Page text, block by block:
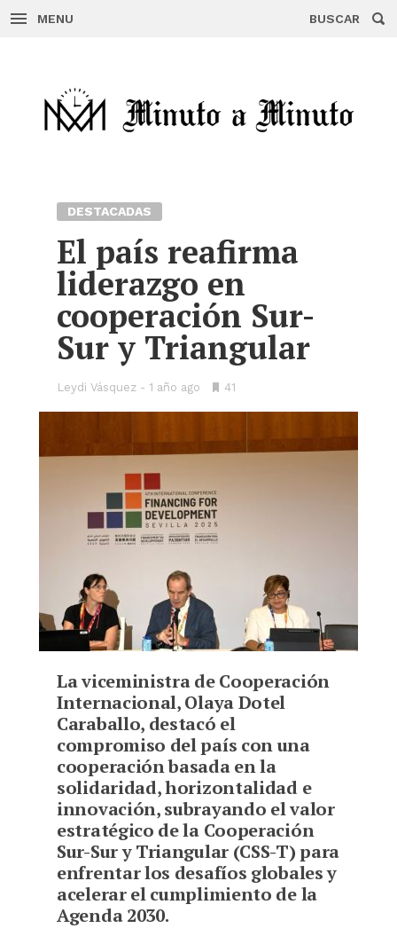
MENU BUSCAR
DESTACADAS
El país reafirma
liderazgo en
cooperación Sur-
Sur y Triangular
Leydi Vásquez 1 año ago
•41
La viceministra de Cooperación
Internacional, Olaya Dotel
Caraballo, destacó el
compromiso del país con una
cooperación basada en la
solidaridad, horizontalidad e
innovación, subrayando el valor
estratégico de la Cooperación
Sur-Sur y Triangular (CSS-T) para
enfrentar los desafíos globales y
acelerar el cumplimiento de la
Agenda 2030.